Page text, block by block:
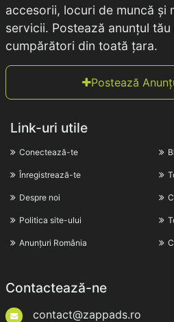
accesorii, locuri de muncă și
servicii. Postează anunțul
cumpărători din toată țara.
Postează
Link-uri utile
Conectează-te
Înregistrează-te
Despre noi
Politica site-ului
Anunțuri România
Contactează-ne
contact@zappads.ro